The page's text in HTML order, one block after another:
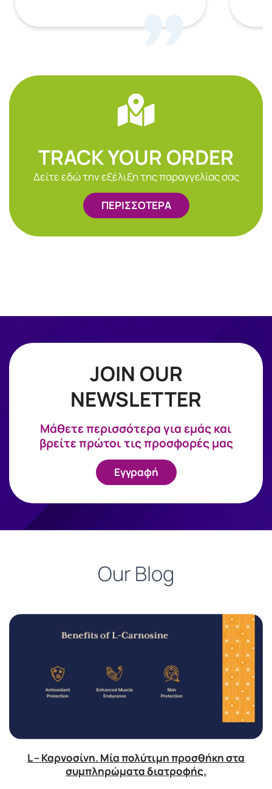
TRACK YOUR ORDER
Δείτε εδώ την εξέλιξη της παραγγελίας σας
ΠΕΡΙΣΣΟΤΕΡΑ
JOIN OUR
NEWSLETTER
Mάθετε περισσότερα για εμάς και
βρείτε πρώτοι τις προσφορές μας
Εγγραφή
Our Blog
L – Καρνοσίνη. Μία πολύτιμη προσθήκη στα
συμπληρώματα διατροφής.